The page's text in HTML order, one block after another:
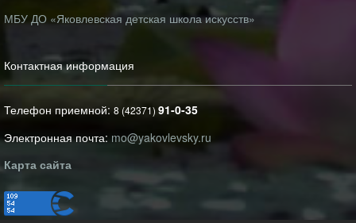
МБУ ДО «Яковлевская детская школа искусств»
Контактная информация
Телефон приемной: 8 (42371) 91-0-35
Электронная почта: mo@yakovlevsky.ru
Карта сайта